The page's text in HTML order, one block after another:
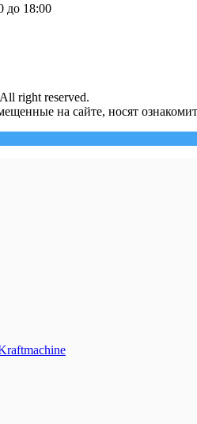
до 18:00
right reserved.
на сайте, носят